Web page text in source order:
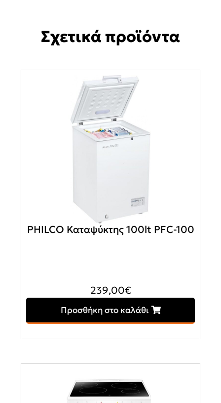
Σχετικά προϊόντα
PHILCO Καταψύκτης 100lt PFC-100
239,00€
Προσθήκη στο καλάθι